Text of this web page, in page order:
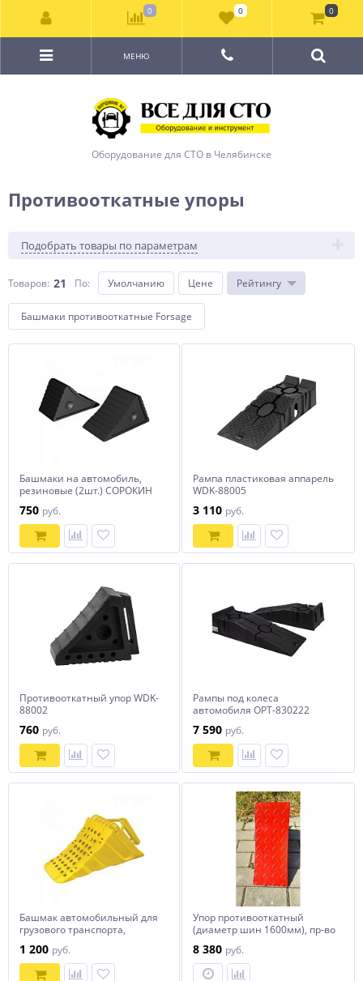
Оборудование для СТО в Челябинске
МЕНЮ
Противооткатные упоры
Подобрать товары по параметрам
Товаров: 21 По: Умолчанию Цене Рейтингу
Башмаки противооткатные Forsage
Башмаки на автомобиль,
резиновые (2шт.) СОРОКИН
750 руб.
Рампа пластиковая аппарель
WDK-88005
3 110 руб.
Противооткатный упор WDK-
88002
760 руб.
Рампы под колеса
автомобиля OPT-830222
7 590 руб.
Башмак автомобильный для
грузового транспорта,
1 200 руб.
Упор противооткатный
(диаметр шин 1600мм), пр-во
8 380 руб.
0 0 0